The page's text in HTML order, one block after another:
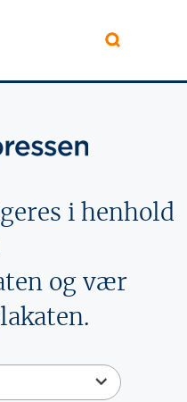
i henhold
og vær